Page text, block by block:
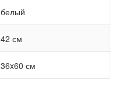
белый
42 см
36x60 см